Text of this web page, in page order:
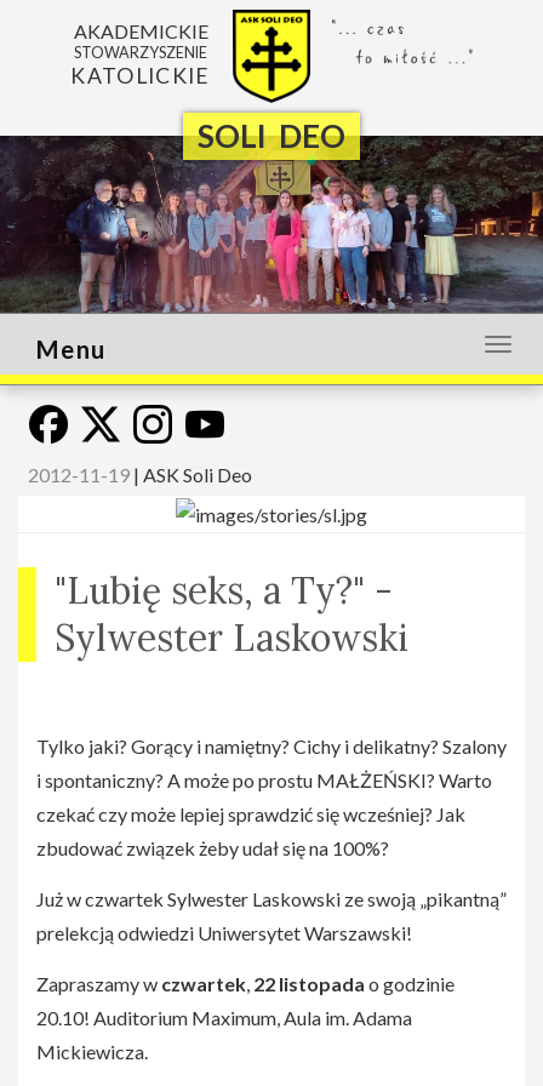
SOLI DEO
AKADEMICKIE
STOWARZYSZENIE
KATOLICKIE
lub
Menu
2012-11-19 | ASK Soli Deo
"Lubię seks, a Ty?" -
Sylwester Laskowski
Tylko jaki? Gorący i namiętny? Cichy i delikatny? Szalony
i spontaniczny? A może po prostu MAŁŻEŃSKI? Warto
czekać czy może lepiej sprawdzić się wcześniej? Jak
zbudować związek żeby udał się na 100%?
Już w czwartek Sylwester Laskowski ze swoją „pikantną”
prelekcją odwiedzi Uniwersytet Warszawski!
Zapraszamy w czwartek, 22 listopada o godzinie
20.10! Auditorium Maximum, Aula im. Adama
Mickiewicza.